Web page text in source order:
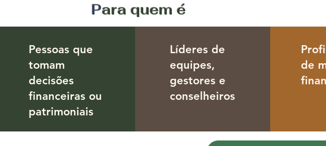
Para quem é
Pessoas que
tomam
decisões
financeiras ou
patrimoniais
Líderes de
equipes,
gestores e
conselheiros
de